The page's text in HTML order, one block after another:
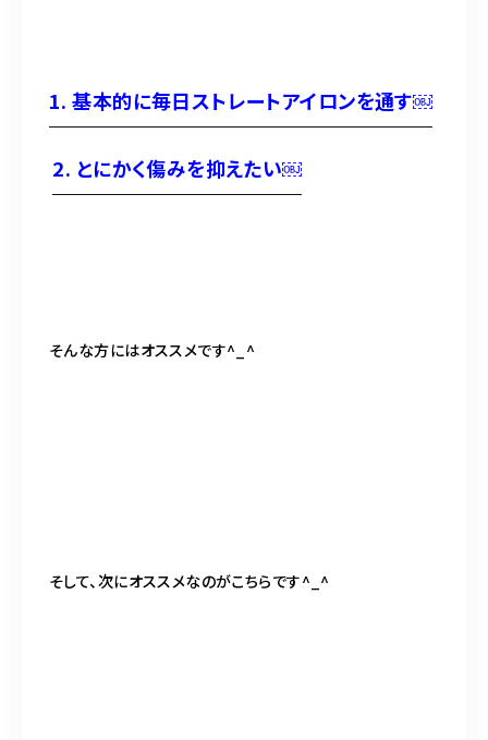
1. 基本的に毎日ストレートアイロンを通す￼
2. とにかく傷みを抑えたい￼
そんな方にはオススメです^_^
そして、次にオススメなのがこちらです^_^